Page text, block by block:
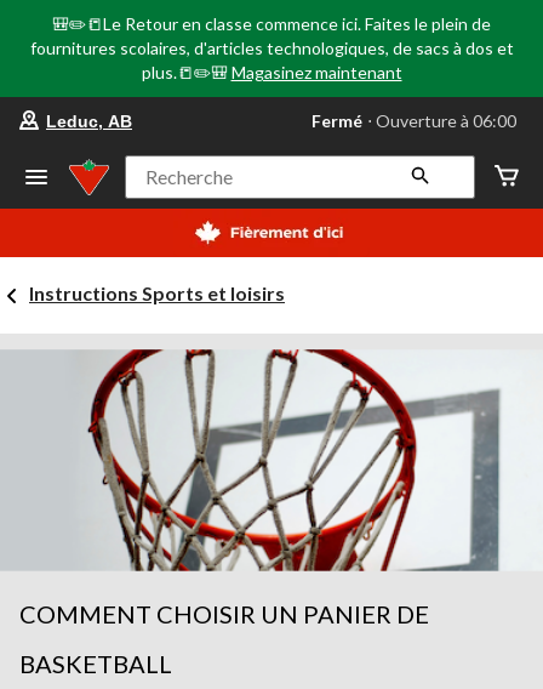
🎒✏️📒Le Retour en classe commence ici. Faites le plein de
fournitures scolaires, d'articles technologiques, de sacs à dos et
plus.📒✏️🎒 Magasinez maintenant
votre
préféré
Leduc,
AB,
courament
Fermé,
à
06:00
cliquer
pour
changer
Leduc, AB Fermé ⋅ Ouverture à 06:00
Recherche
Instructions Sports et loisirs
COMMENT CHOISIR UN PANIER DE
BASKETBALL